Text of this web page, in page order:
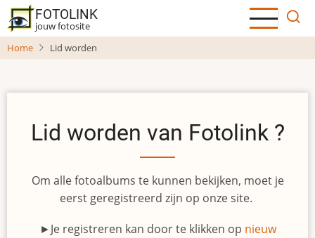
Overslaan
en
naar
gaan
FOTOLINK
jouw fotosite
Home
Lid worden
Lid worden van Fotolink ?
Om alle fotoalbums te kunnen bekijken, moet je
eerst geregistreerd zijn op onze site.
►Je registreren kan door te klikken op nieuw